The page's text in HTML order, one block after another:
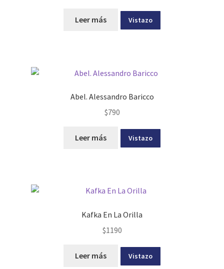
Leer más Vistazo
Abel. Alessandro Baricco
$790
Leer más Vistazo
Kafka En La Orilla
$1190
Leer más Vistazo